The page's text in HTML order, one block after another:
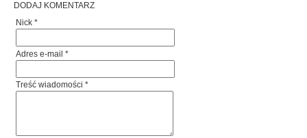
DODAJ KOMENTARZ
Nick *
Adres e-mail *
Treść wiadomości *